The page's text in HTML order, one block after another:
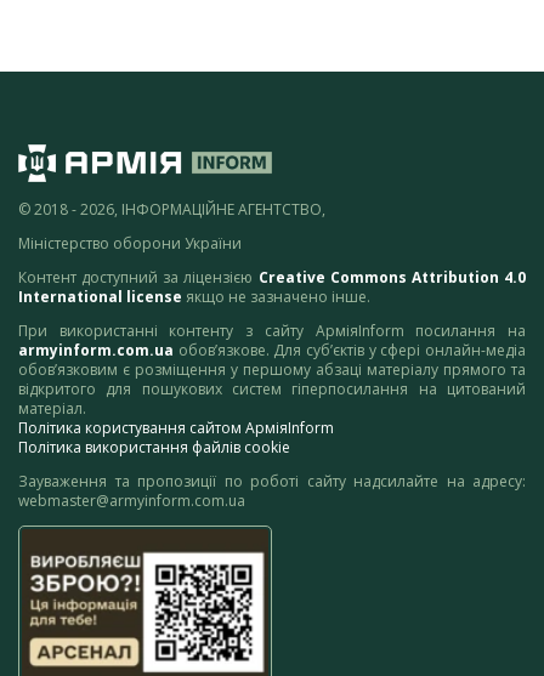
© 2018 - 2026, ІНФОРМАЦІЙНЕ АГЕНТСТВО,
Міністерство оборони України
Контент доступний за ліцензією Creative Commons Attribution 4.0
International license якщо не зазначено інше.
При використанні контенту з сайту АрміяInform посилання на
armyinform.com.ua обов’язкове. Для суб’єктів у сфері онлайн-медіа
обов’язковим є розміщення у першому абзаці матеріалу прямого та
відкритого для пошукових систем гіперпосилання на цитований
матеріал.
Політика користування сайтом АрміяInform
Політика використання файлів cookie
Зауваження та пропозиції по роботі сайту надсилайте на адресу:
webmaster@armyinform.com.ua